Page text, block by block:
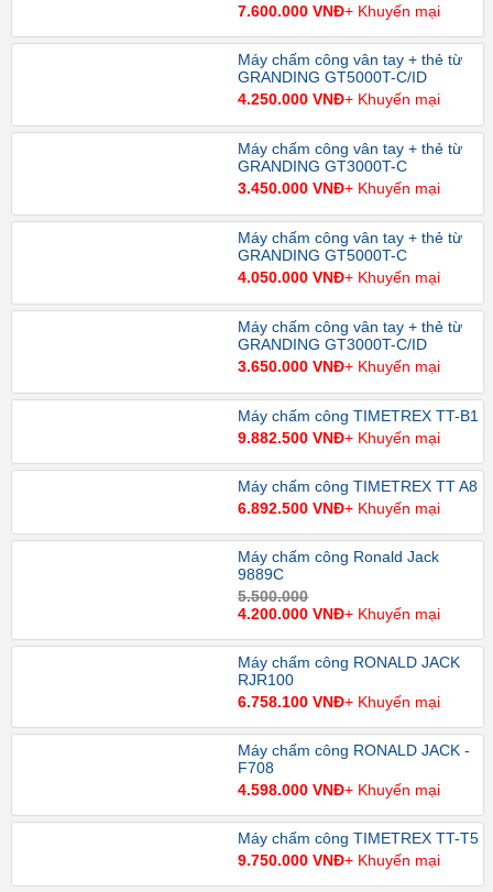
7.600.000 VNĐ+ Khuyến mại
Máy chấm công vân tay + thẻ từ
GRANDING GT5000T-C/ID
4.250.000 VNĐ+ Khuyến mại
Máy chấm công vân tay + thẻ từ
GRANDING GT3000T-C
3.450.000 VNĐ+ Khuyến mại
Máy chấm công vân tay + thẻ từ
GRANDING GT5000T-C
4.050.000 VNĐ+ Khuyến mại
Máy chấm công vân tay + thẻ từ
GRANDING GT3000T-C/ID
3.650.000 VNĐ+ Khuyến mại
Máy chấm công TIMETREX TT-B1
9.882.500 VNĐ+ Khuyến mại
Máy chấm công TIMETREX TT A8
6.892.500 VNĐ+ Khuyến mại
Máy chấm công Ronald Jack
9889C
5.500.000
4.200.000 VNĐ+ Khuyến mại
Máy chấm công RONALD JACK
RJR100
6.758.100 VNĐ+ Khuyến mại
Máy chấm công RONALD JACK -
F708
4.598.000 VNĐ+ Khuyến mại
Máy chấm công TIMETREX TT-T5
9.750.000 VNĐ+ Khuyến mại